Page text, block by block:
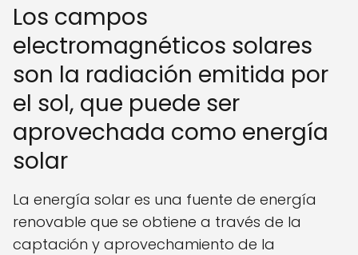
Los campos
electromagnéticos solares
son la radiación emitida por
el sol, que puede ser
aprovechada como energía
solar
La energía solar es una fuente de energía
renovable que se obtiene a través de la
captación y aprovechamiento de la